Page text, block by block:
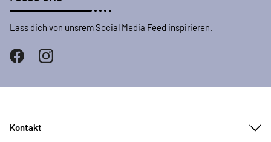
Lass dich von unsrem Social Media Feed inspirieren.
Kontakt